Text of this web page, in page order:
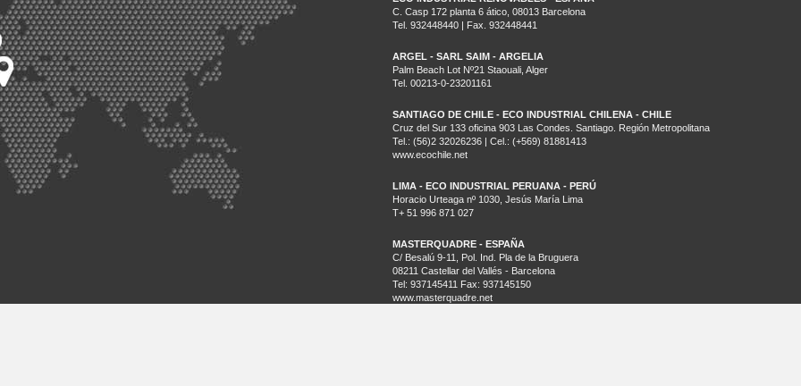
C. Casp 172 planta 6 ático, 08013 Barcelona
Tel. 932448440 | Fax. 932448441
ARGEL - SARL SAIM - ARGELIA
Palm Beach Lot Nº21 Staouali, Alger
Tel. 00213-0-23201161
SANTIAGO DE CHILE - ECO INDUSTRIAL CHILENA - CHILE
Cruz del Sur 133 oficina 903 Las Condes. Santiago. Región Metropolitana
Tel.: (56)2 32026236 | Cel.: (+569) 81881413
www.ecochile.net
LIMA - ECO INDUSTRIAL PERUANA - PERÚ
Horacio Urteaga nº 1030, Jesús María Lima
T+ 51 996 871 027
MASTERQUADRE - ESPAÑA
C/ Besalú 9-11, Pol. Ind. Pla de la Bruguera
08211 Castellar del Vallés - Barcelona
Tel: 937145411 Fax: 937145150
www.masterquadre.net